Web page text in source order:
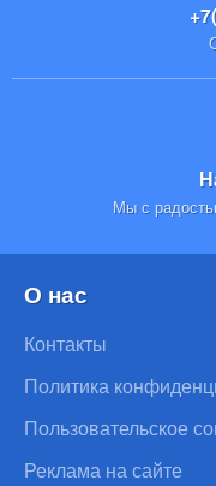
Мы с
О нас
Контакты
Политика
Пользовательское
Реклама на сайте